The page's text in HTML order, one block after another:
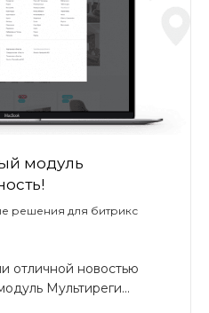
модуль
решения для битрикс
отличной новостью
Мультиреги...